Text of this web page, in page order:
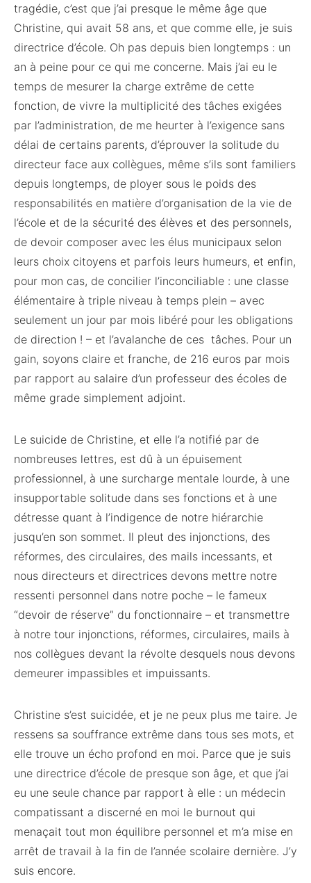
tragédie, c’est que j’ai presque le même âge que
Christine, qui avait 58 ans, et que comme elle, je suis
directrice d’école. Oh pas depuis bien longtemps : un
an à peine pour ce qui me concerne. Mais j’ai eu le
temps de mesurer la charge extrême de cette
fonction, de vivre la multiplicité des tâches exigées
par l’administration, de me heurter à l’exigence sans
délai de certains parents, d’éprouver la solitude du
directeur face aux collègues, même s’ils sont familiers
depuis longtemps, de ployer sous le poids des
responsabilités en matière d’organisation de la vie de
l’école et de la sécurité des élèves et des personnels,
de devoir composer avec les élus municipaux selon
leurs choix citoyens et parfois leurs humeurs, et enfin,
pour mon cas, de concilier l’inconciliable : une classe
élémentaire à triple niveau à temps plein – avec
seulement un jour par mois libéré pour les obligations
de direction ! – et l’avalanche de ces tâches. Pour un
gain, soyons claire et franche, de 216 euros par mois
par rapport au salaire d’un professeur des écoles de
même grade simplement adjoint.
Le suicide de Christine, et elle l’a notifié par de
nombreuses lettres, est dû à un épuisement
professionnel, à une surcharge mentale lourde, à une
insupportable solitude dans ses fonctions et à une
détresse quant à l’indigence de notre hiérarchie
jusqu’en son sommet. Il pleut des injonctions, des
réformes, des circulaires, des mails incessants, et
nous directeurs et directrices devons mettre notre
ressenti personnel dans notre poche – le fameux
“devoir de réserve” du fonctionnaire – et transmettre
à notre tour injonctions, réformes, circulaires, mails à
nos collègues devant la révolte desquels nous devons
demeurer impassibles et impuissants.
Christine s’est suicidée, et je ne peux plus me taire. Je
ressens sa souffrance extrême dans tous ses mots, et
elle trouve un écho profond en moi. Parce que je suis
une directrice d’école de presque son âge, et que j’ai
eu une seule chance par rapport à elle : un médecin
compatissant a discerné en moi le burnout qui
menaçait tout mon équilibre personnel et m’a mise en
arrêt de travail à la fin de l’année scolaire dernière. J’y
suis encore.